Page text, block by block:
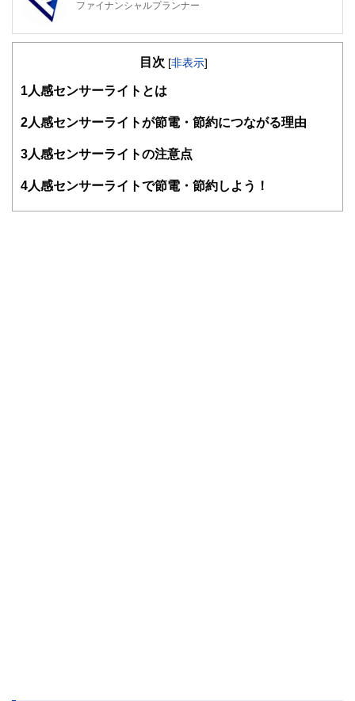
ファイナンシャルプランナー
FinancialField編集部は、金融、経済に関する記事を、日々
知識がない方でも理解できるようわかりやすく発信していま
得者を中心に「お金や暮らし」に関する書籍・雑誌の編集経
験者で構成され、企画立案から記事掲載まですべての工程に
護士、税理士、宅地建物取引士、相続診断士、住宅ローンア
士、行政書士、投資アナリスト、キャリアコンサルタントな
目次 [非表示]
1 人感センサーライトとは
2 人感センサーライトが節電・節約につながる理由
3 人感センサーライトの注意点
4 人感センサーライトで節電・節約しよう！